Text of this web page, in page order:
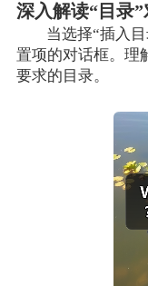
深入解读“目录
当选择“插入
置项的对话框。理
要求的目录。